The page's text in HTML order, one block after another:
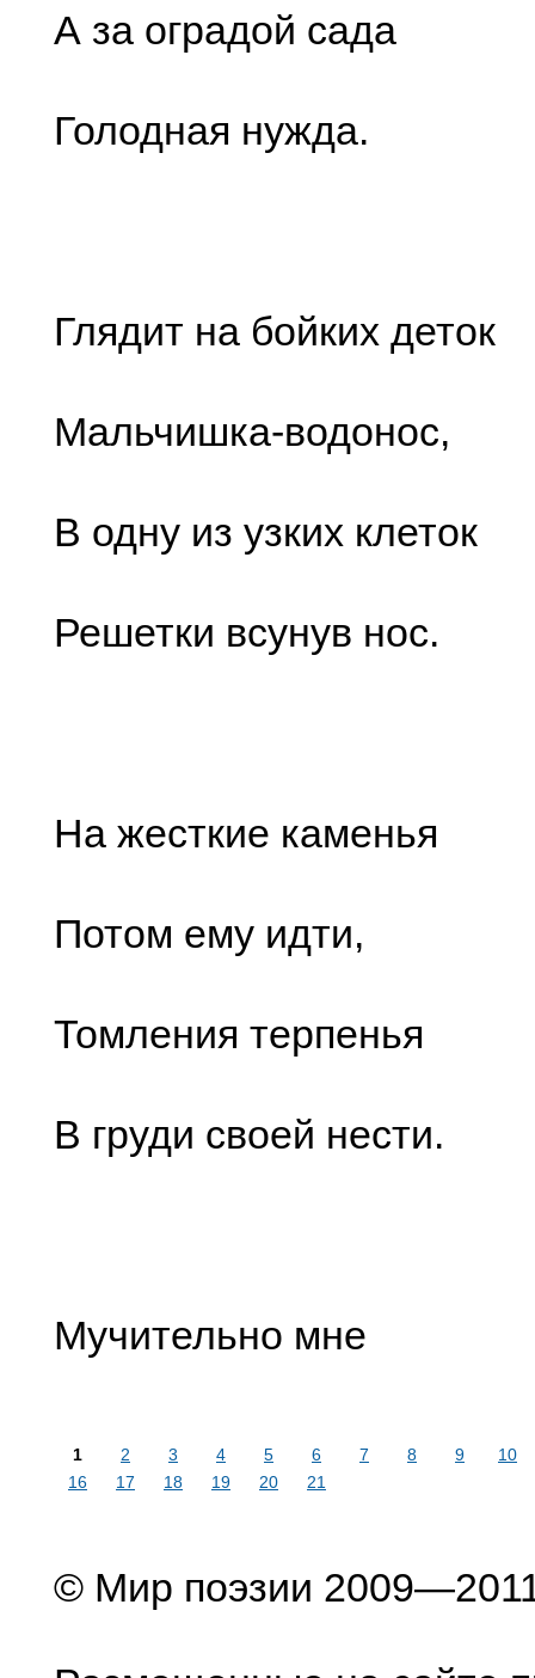
А за оградой сада
Голодная нужда.
Глядит на бойких деток
Мальчишка-водонос,
В одну из узких клеток
Решетки всунув нос.
На жесткие каменья
Потом ему идти,
Томления терпенья
В груди своей нести.
Мучительно мне
1 2 3 4 5 6 7 8 9
10
16
17 18 19 20 21
© Мир поэзии